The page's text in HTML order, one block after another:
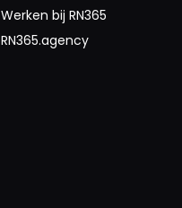
Werken bij RN365
RN365.agency